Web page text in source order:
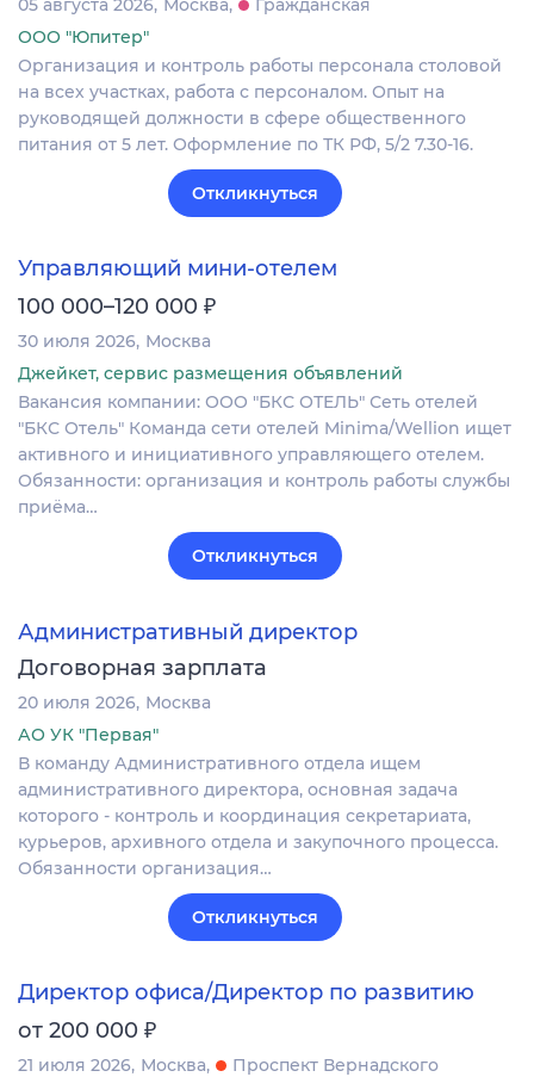
05 августа 2026 Москва
Гражданская
ООО "Юпитер"
Организация и контроль работы персонала столовой
на всех участках, работа с персоналом. Опыт на
руководящей должности в сфере общественного
питания от 5 лет. Оформление по ТК РФ, 5/2 7.30-16.
Откликнуться
Управляющий мини-отелем
100 000–120 000 ₽
30 июля 2026 Москва
Джейкет, сервис размещения объявлений
Вакансия компании: ООО "БКС ОТЕЛЬ" Сеть отелей
"БКС Отель" Команда сети отелей Minima/Wellion ищет
активного и инициативного управляющего отелем.
Обязанности: организация и контроль работы службы
приёма…
Откликнуться
Административный директор
Договорная зарплата
20 июля 2026 Москва
АО УК "Первая"
В команду Административного отдела ищем
административного директора, основная задача
которого - контроль и координация секретариата,
курьеров, архивного отдела и закупочного процесса.
Обязанности организация…
Откликнуться
Директор офиса/Директор по развитию
от 200 000 ₽
21 июля 2026 Москва
Проспект Вернадского